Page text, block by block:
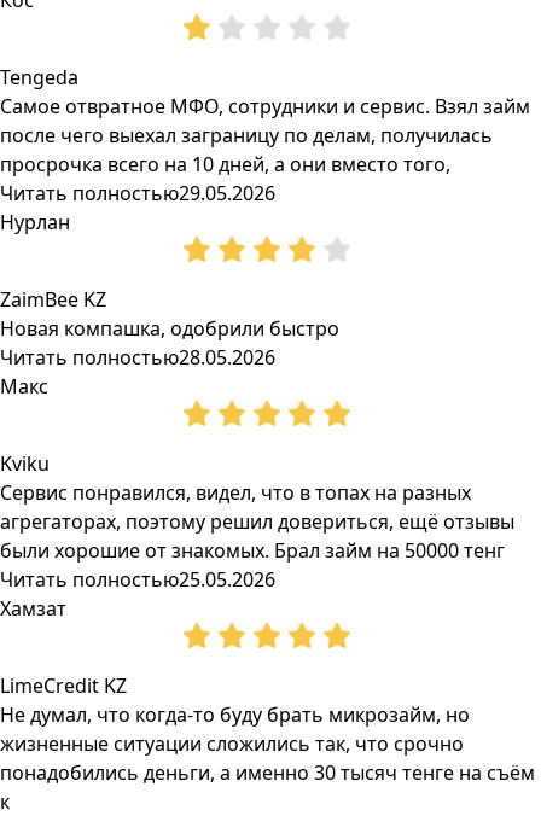
Tengeda
Самое отвратное МФО, сотрудники и сервис. Взял займ
после чего выехал заграницу по делам, получилась
просрочка всего на 10 дней, а они вместо того,
Читать полностью29.05.2026
Нурлан
ZaimBee KZ
Новая компашка, одобрили быстро
Читать полностью28.05.2026
Макс
Kviku
Сервис понравился, видел, что в топах на разных
агрегаторах, поэтому решил довериться, ещё отзывы
были хорошие от знакомых. Брал займ на 50000 тенг
Читать полностью25.05.2026
Хамзат
LimeCredit KZ
Не думал, что когда-то буду брать микрозайм, но
жизненные ситуации сложились так, что срочно
понадобились деньги, а именно 30 тысяч тенге на съём
к